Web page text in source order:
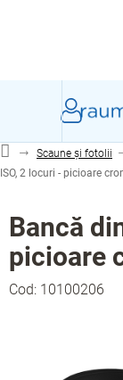
Scaune și fotolii
ISO, 2 locuri - picioare
Bancă
picioare
Cod: 10100206